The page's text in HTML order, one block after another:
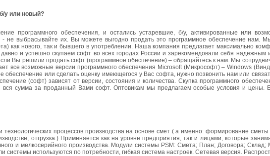
у или новый?
программного обеспечения, и остались устаревшие, б/у, активированные или
не выбрасывайте их. Вы можете выгодно продать это программное обеспечение нам.
как нового, так и бывшего в употреблении. Наша компания предлагает максимально
и успешно скупаем софт во всех городах России и зарекомендовали себя надежным
Вы решили продать софт (программное обеспечение) – обращайтесь к нам. Мы
все возможные версии программного обеспечения Microsoft (Микрософт) – Windows
обеспечение или сделать оценку имеющегося у Вас софта, нужно позвонить нам или
(софт) зависят от версии, состояния и количества. Скупка программного
вся сумма за проданный Вами софт. Оптовикам мы предлагаем особые условия и цены.
технологических процессов производства на основе смет ( а именно: формирование
отгрузка.) Применяется как на уровне предприятия, так и лицами, которые
и мелкосерийного производства. Модули системы PSM: Смета; План; Договора;
используются по потребности, гибкая система настроек. Сетевая версия.